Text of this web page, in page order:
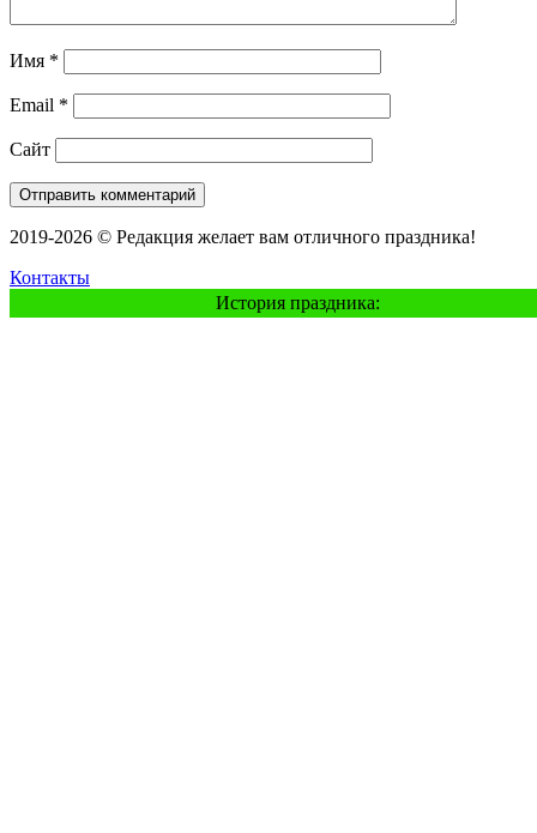
Имя *
Email *
Сайт
2019-2026 © Редакция желает вам отличного праздника!
Контакты
История праздника: